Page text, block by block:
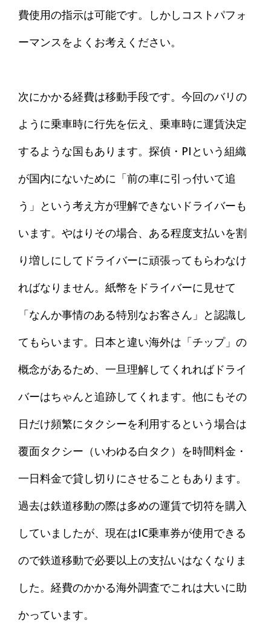
費使用の指示は可能です。しかしコストパフォ
ーマンスをよくお考えください。
次にかかる経費は移動手段です。今回のバリの
ように乗車時に行先を伝え、乗車時に運賃決定
するような国もあります。探偵・PIという組織
が国内にないために「前の車に引っ付いて追
う」という考え方が理解できないドライバーも
います。やはりその場合、ある程度支払いを割
り増しにしてドライバーに頑張ってもらわなけ
ればなりません。紙幣をドライバーに見せて
「なんか事情のある特別なお客さん」と認識し
てもらいます。日本と違い海外は「チップ」の
概念があるため、一旦理解してくれればドライ
バーはちゃんと追跡してくれます。他にもその
日だけ頻繁にタクシーを利用するという場合は
覆面タクシー（いわゆる白タク）を時間料金・
一日料金で貸し切りにさせることもあります。
過去は鉄道移動の際は多めの運賃で切符を購入
していましたが、現在はIC乗車券が使用できる
ので鉄道移動で必要以上の支払いはなくなりま
した。経費のかかる海外調査でこれは大いに助
かっています。